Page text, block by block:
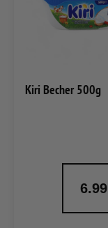
Kiri Becher 500g
6.99